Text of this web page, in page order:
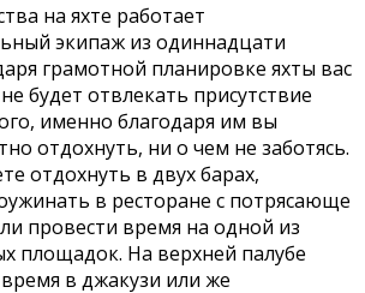
на яхте работает
экипаж из одиннадцати
грамотной планировке яхты вас
будет отвлекать присутствие
именно благодаря им вы
отдохнуть, ни о чем не заботясь.
отдохнуть в двух барах,
в ресторане с потрясающе
провести время на одной из
площадок. На верхней палубе
в джакузи или же